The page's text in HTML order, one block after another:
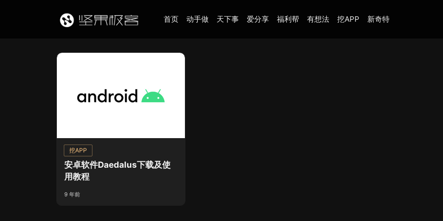
首页 动手做 天下事 爱分享 福利帮 有想法 挖APP 新奇特
挖APP
安卓软件Daedalus下载及使
用教程
9 年前